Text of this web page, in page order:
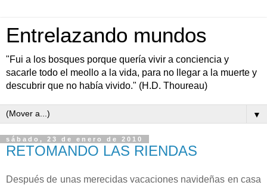
Entrelazando mundos
"Fui a los bosques porque quería vivir a conciencia y
sacarle todo el meollo a la vida, para no llegar a la muerte y
descubrir que no había vivido." (H.D. Thoureau)
▼
sábado, 23 de enero de 2010
RETOMANDO LAS RIENDAS
Después de unas merecidas vacaciones navideñas en casa